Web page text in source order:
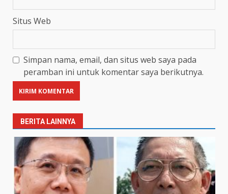
Situs Web
Simpan nama, email, dan situs web saya pada
peramban ini untuk komentar saya berikutnya.
BERITA LAINNYA